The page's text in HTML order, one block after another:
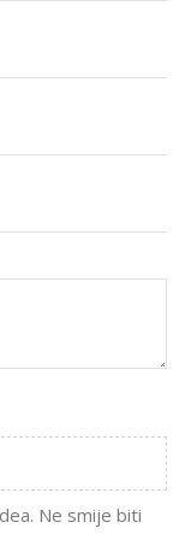
Ne smije biti